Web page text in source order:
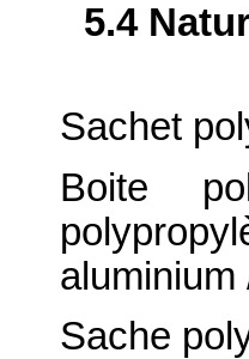
5.4
Sachet
Boite
aluminium
Sache